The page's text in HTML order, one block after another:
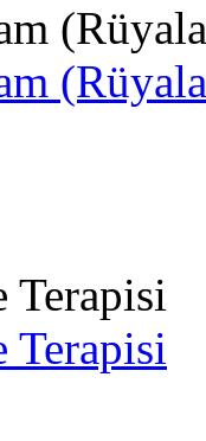
Terapisi
Terapisi